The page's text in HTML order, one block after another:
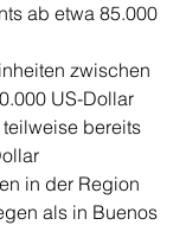
ab etwa 85.000
zwischen
US-Dollar
bereits
in der Region
als in Buenos